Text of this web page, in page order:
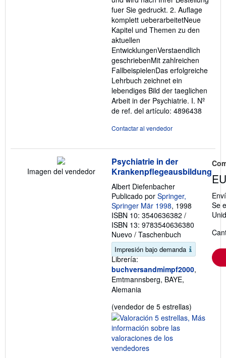
fuer Sie gedruckt. 2. Auflage
komplett ueberarbeitetNeue
Kapitel und Themen zu den
aktuellen
EntwicklungenVerstaendlich
geschriebenMit zahlreichen
FallbeispielenDas erfolgreiche
Lehrbuch zeichnet ein
lebendiges Bild der taeglichen
Arbeit in der Psychiatrie. I. Nº
de ref. del artículo: 4896438
Contactar al vendedor
Imagen del vendedor
Psychiatrie in der
Krankenpflegeausbildung
Albert Diefenbacher
Publicado por Springer,
Springer Mär 1998, 1998
ISBN 10: 3540636382 /
ISBN 13: 9783540636380
Nuevo / Taschenbuch
Impresión bajo demanda
Librería:
buchversandmimpf2000,
Emtmannsberg, BAYE,
Alemania
(vendedor de 5 estrellas)
del
Se